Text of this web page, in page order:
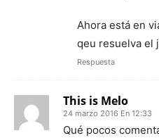
Ahora está en
qeu resuelva el
Respuesta
This is Melo
24 marzo 2016 En 12:33
Qué pocos